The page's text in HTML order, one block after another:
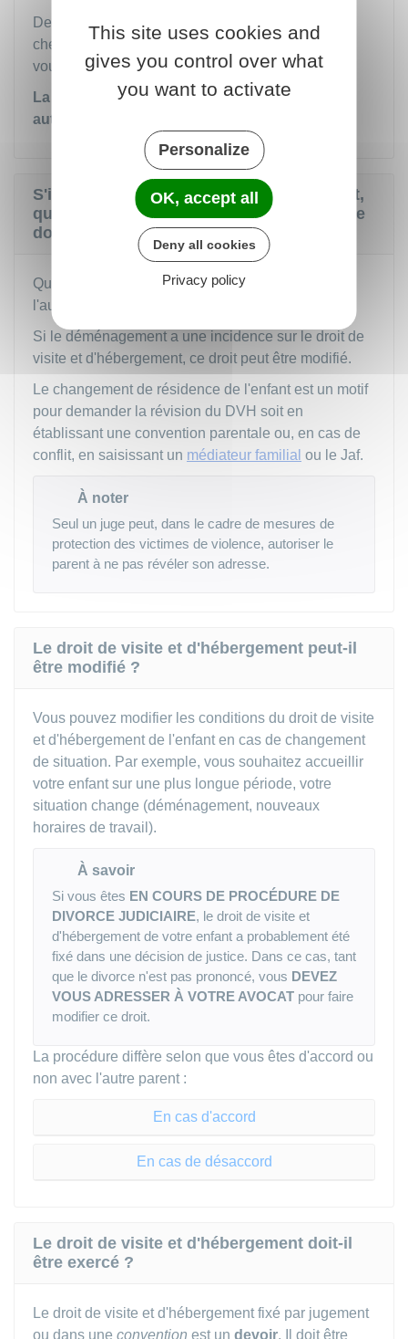
De même, si vous avez une difficulté pour aller
chercher ou ramener l'enfant chez l'autre parent,
vous pouvez demander à un tiers de s'en charger.
La convention ou le jugementdoit toutefois
autoriser ce tiers
S'il y a un droit de visite et d'hébergement,
que se passe-t-il en cas de changement de
domicile d'un des parents ?
Quand l'un des parents déménage
l'autre.
Si le déménagement a une incidence sur le droit de
visite et d'hébergement, ce droit peut être modifié.
Le changement de résidence de l'enfant est un motif
pour demander la révision du DVH soit en
établissant une convention parentale ou, en cas de
conflit, en saisissant un médiateur familial ou le Jaf.
À noter
Seul un juge peut, dans le cadre de mesures de
protection des victimes de violence, autoriser le
parent à ne pas révéler son adresse.
Le droit de visite et d'hébergement peut-il
être modifié ?
Vous pouvez modifier les conditions du droit de visite
et d'hébergement de l'enfant en cas de changement
de situation. Par exemple, vous souhaitez accueillir
votre enfant sur une plus longue période, votre
situation change (déménagement, nouveaux
horaires de travail).
À savoir
Si vous êtes EN COURS DE PROCÉDURE DE
DIVORCE JUDICIAIRE, le droit de visite et
d'hébergement de votre enfant a probablement été
fixé dans une décision de justice. Dans ce cas, tant
que le divorce n'est pas prononcé, vous DEVEZ
VOUS ADRESSER À VOTRE AVOCAT pour faire
modifier ce droit.
La procédure diffère selon que vous êtes d'accord ou
non avec l'autre parent :
En cas d'accord
En cas de désaccord
Le droit de visite et d'hébergement doit-il
être exercé ?
Le droit de visite et d'hébergement fixé par jugement
ou dans une convention est un devoir. Il doit être
This site uses cookies and
gives you control over what
you want to activate
Personalize
OK, accept all
Deny all cookies
Privacy policy